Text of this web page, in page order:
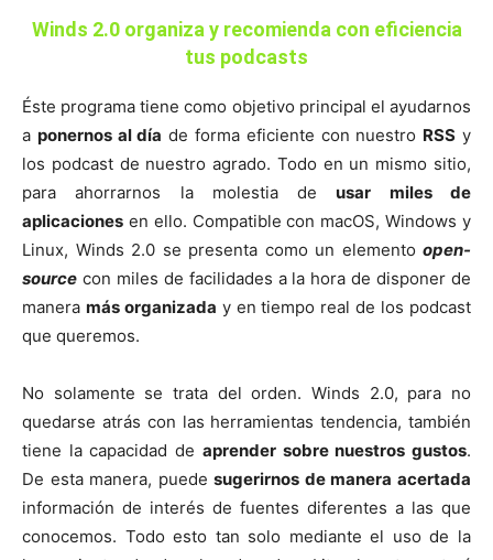
Winds 2.0 organiza y recomienda con eficiencia
tus podcasts
Éste programa tiene como objetivo principal el ayudarnos
a ponernos al día de forma eficiente con nuestro RSS y
los podcast de nuestro agrado. Todo en un mismo sitio,
para ahorrarnos la molestia deusar miles de
aplicaciones en ello. Compatible con macOS, Windows y
Linux, Winds 2.0 se presenta como un elemento open-
source con miles de facilidades a la hora de disponer de
manera más organizada y en tiempo real de los podcast
que queremos.
No solamente se trata del orden. Winds 2.0, para no
quedarse atrás con las herramientas tendencia, también
tiene la capacidad de aprender sobre nuestros gustos.
De esta manera, puedesugerirnos de manera acertada
información de interés de fuentes diferentes a las que
conocemos. Todo esto tan solo mediante el uso de la